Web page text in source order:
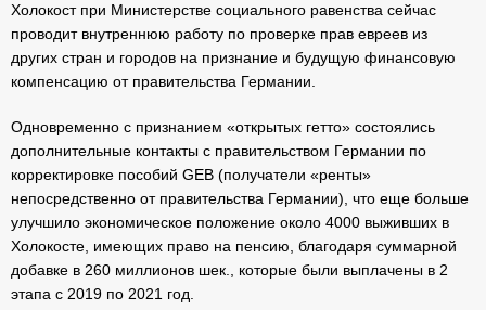
Холокост при Министерстве социального равенства сейчас
проводит внутреннюю работу по проверке прав евреев из
других стран и городов на признание и будущую финансовую
компенсацию от правительства Германии.
Одновременно с признанием «открытых гетто» состоялись
дополнительные контакты с правительством Германии по
корректировке пособий GEB (получатели «ренты»
непосредственно от правительства Германии), что еще больше
улучшило экономическое положение около 4000 выживших в
Холокосте, имеющих право на пенсию, благодаря суммарной
добавке в 260 миллионов шек., которые были выплачены в 2
этапа с 2019 по 2021 год.